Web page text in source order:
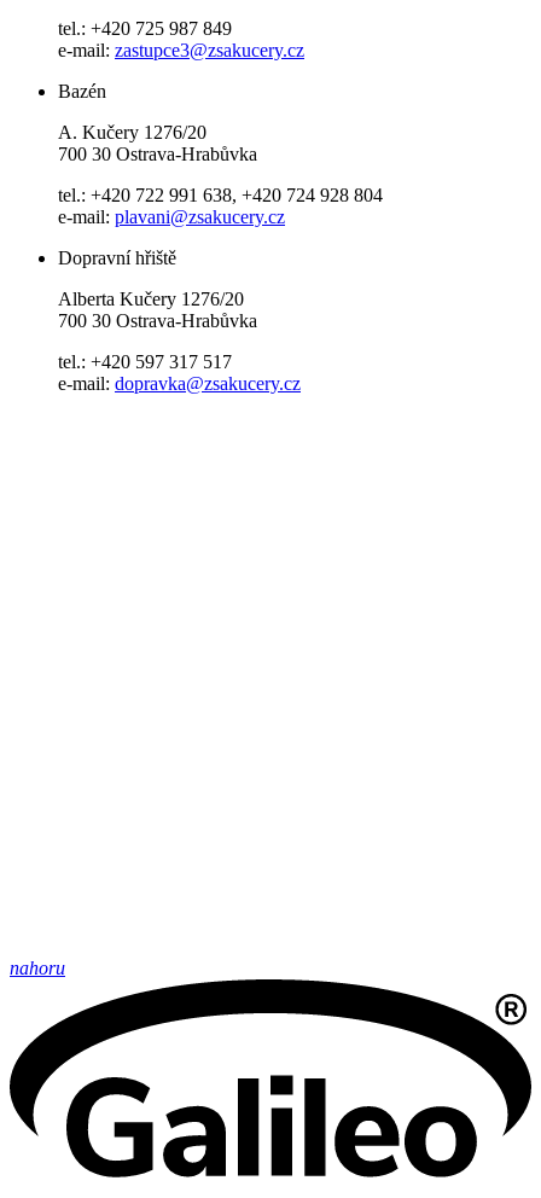
tel.: +420 725 987 849
e-mail: zastupce3@zsakucery.cz
Bazén
A. Kučery 1276/20
700 30 Ostrava-Hrabůvka
tel.: +420 722 991 638, +420 724 928 804
e-mail: plavani@zsakucery.cz
Dopravní hřiště
Alberta Kučery 1276/20
700 30 Ostrava-Hrabůvka
tel.: +420 597 317 517
e-mail: dopravka@zsakucery.cz
nahoru